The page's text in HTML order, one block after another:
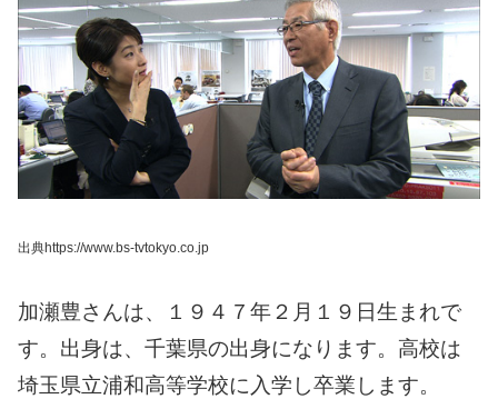
出典https://www.bs-tvtokyo.co.jp
加瀬豊さんは、１９４７年２月１９日生まれで
す。 出身は、千葉県の出身になります。 高校は
埼玉県立浦和高等学校に入学し卒業します。